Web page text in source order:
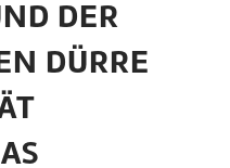
DER
DÜRRE